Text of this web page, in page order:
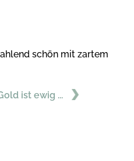
schön mit zartem
ist ewig ...